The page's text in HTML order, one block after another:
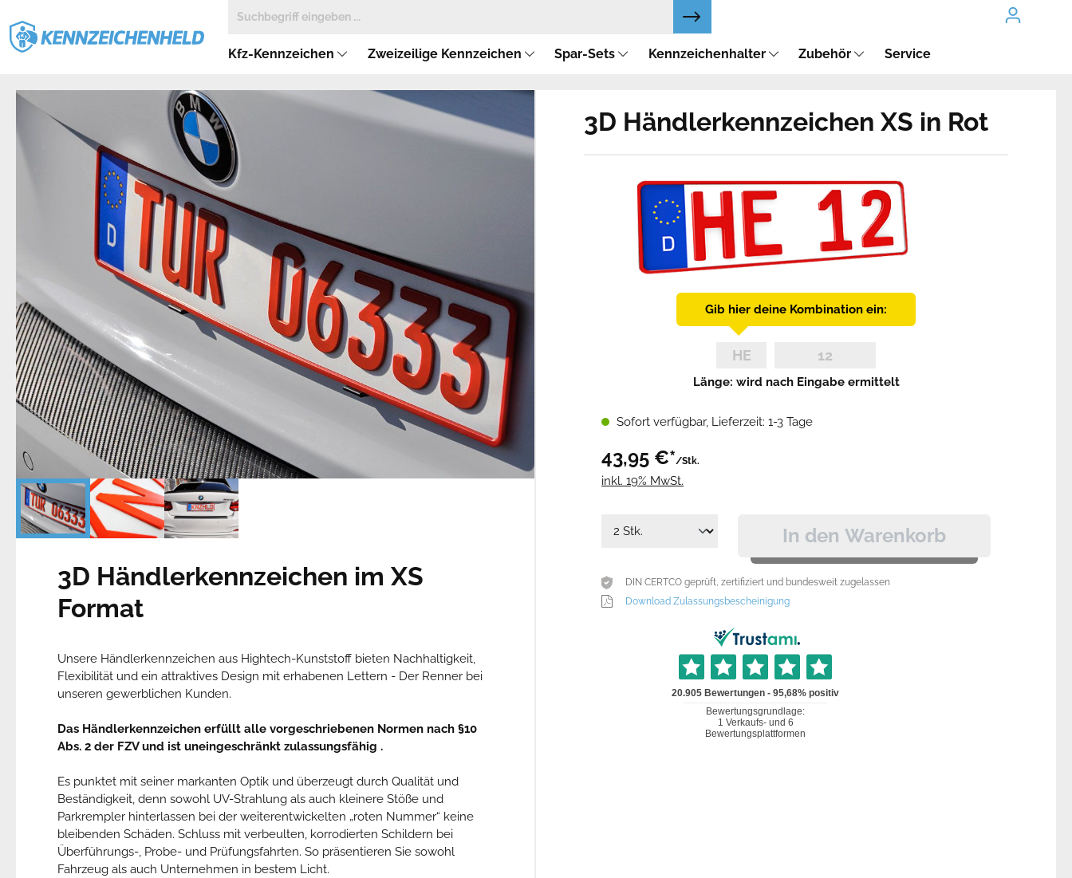
Kfz-Kennzeichen Zweizeilige Kennzeichen Spar-Sets Kennzeichenhalter Zubehör Service
3D Händlerkennzeichen XS in Rot
Gib hier deine Kombination ein:
Länge: wird nach Eingabe ermittelt
Sofort verfügbar, Lieferzeit: 1-3 Tage
43,95 €*/Stk.
inkl. 19% MwSt.
In den Warenkorb
DIN CERTCO geprüft, zertifiziert und bundesweit zugelassen
Download Zulassungsbescheinigung
3D Händlerkennzeichen im XS
Format
Unsere Händlerkennzeichen aus Hightech-Kunststoff bieten Nachhaltigkeit,
Flexibilität und ein attraktives Design mit erhabenen Lettern - Der Renner bei
unseren gewerblichen Kunden.
Das Händlerkennzeichen erfüllt alle vorgeschriebenen Normen nach §10
Abs. 2 der FZV und ist uneingeschränkt zulassungsfähig .
Es punktet mit seiner markanten Optik und überzeugt durch Qualität und
Beständigkeit, denn sowohl UV-Strahlung als auch kleinere Stöße und
Parkrempler hinterlassen bei der weiterentwickelten „roten Nummer“ keine
bleibenden Schäden. Schluss mit verbeulten, korrodierten Schildern bei
Überführungs-, Probe- und Prüfungsfahrten. So präsentieren Sie sowohl
Fahrzeug als auch Unternehmen in bestem Licht.